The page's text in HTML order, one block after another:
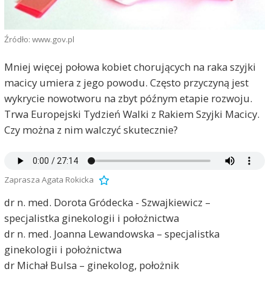
Źródło: www.gov.pl
Mniej więcej połowa kobiet chorujących na raka szyjki
macicy umiera z jego powodu. Często przyczyną jest
wykrycie nowotworu na zbyt późnym etapie rozwoju.
Trwa Europejski Tydzień Walki z Rakiem Szyjki Macicy.
Czy można z nim walczyć skutecznie?
Zaprasza Agata Rokicka
dr n. med. Dorota Gródecka - Szwajkiewicz –
specjalistka ginekologii i położnictwa
dr n. med. Joanna Lewandowska – specjalistka
ginekologii i położnictwa
dr Michał Bulsa – ginekolog, położnik